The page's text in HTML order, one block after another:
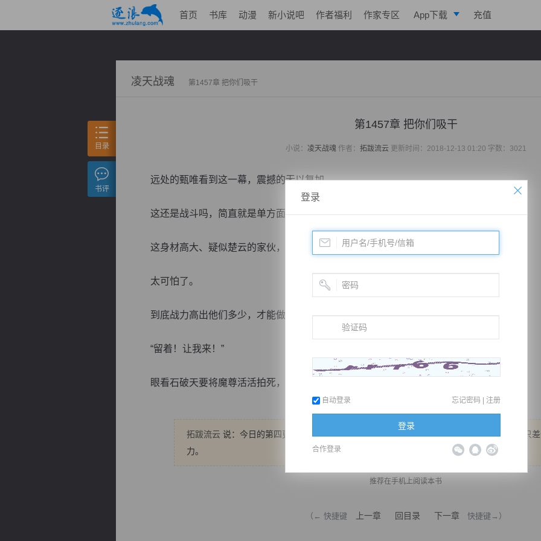
首页 书库 动漫 新小说吧 作者福利 作家专区 App下载 充值
凌天战魂 第1457章 把你们吸干
第1457章 把你们吸干
小说： 凌天战魂作者： 拓跋流云更新时间：2018-12-13 01:20 字数：3021
远处的甄唯看到这一幕，震撼的无以复加。
这还是战斗吗，简直就是单方面的碾压！
这身材高大、疑似楚云的家伙，居然如此轻松就将两位魔尊斩杀。
太可怕了。
到底战力高出他们多少，才能做到这种地步？
“留着！让我来！”
眼看石破天要将魔尊活活拍死，楚云一步冲上前去，将那魔尊从石破...
拓跋流云 说：今日的第四更。 明天继续。 满450朵花，明天四更。 500朵花，明天五更！ 只
力。
推荐在手机上阅读本书
（← 快捷键 上一章 回目录 下一章 快捷键→）
目录
书评
登录
自动登录 忘记密码 | 注册
登录
合作登录